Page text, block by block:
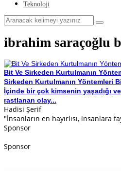
Teknoloji
ibrahim saraçoğlu
Bit Ve Sirkeden Kurtulmanın
Sirkeden Kurtulmanın Yöntemleri
İçinde bir çok kimsenin yaşadığı
rastlanan olay...
Hadisi Şerif
"İnsanların en hayırlısı, insanlara
Sponsor
Sponsor